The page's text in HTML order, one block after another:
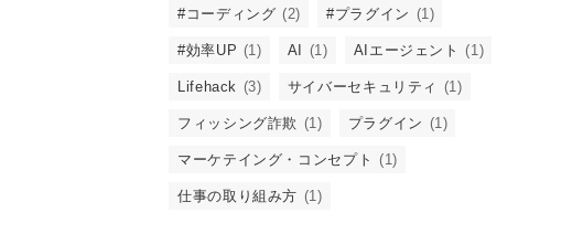
#コーディング (2) #プラグイン (1)
#効率UP (1) AI (1) AIエージェント (1)
Lifehack (3) サイバーセキュリティ (1)
フィッシング詐欺 (1) プラグイン (1)
マーケテイング・コンセプト (1)
仕事の取り組み方 (1)